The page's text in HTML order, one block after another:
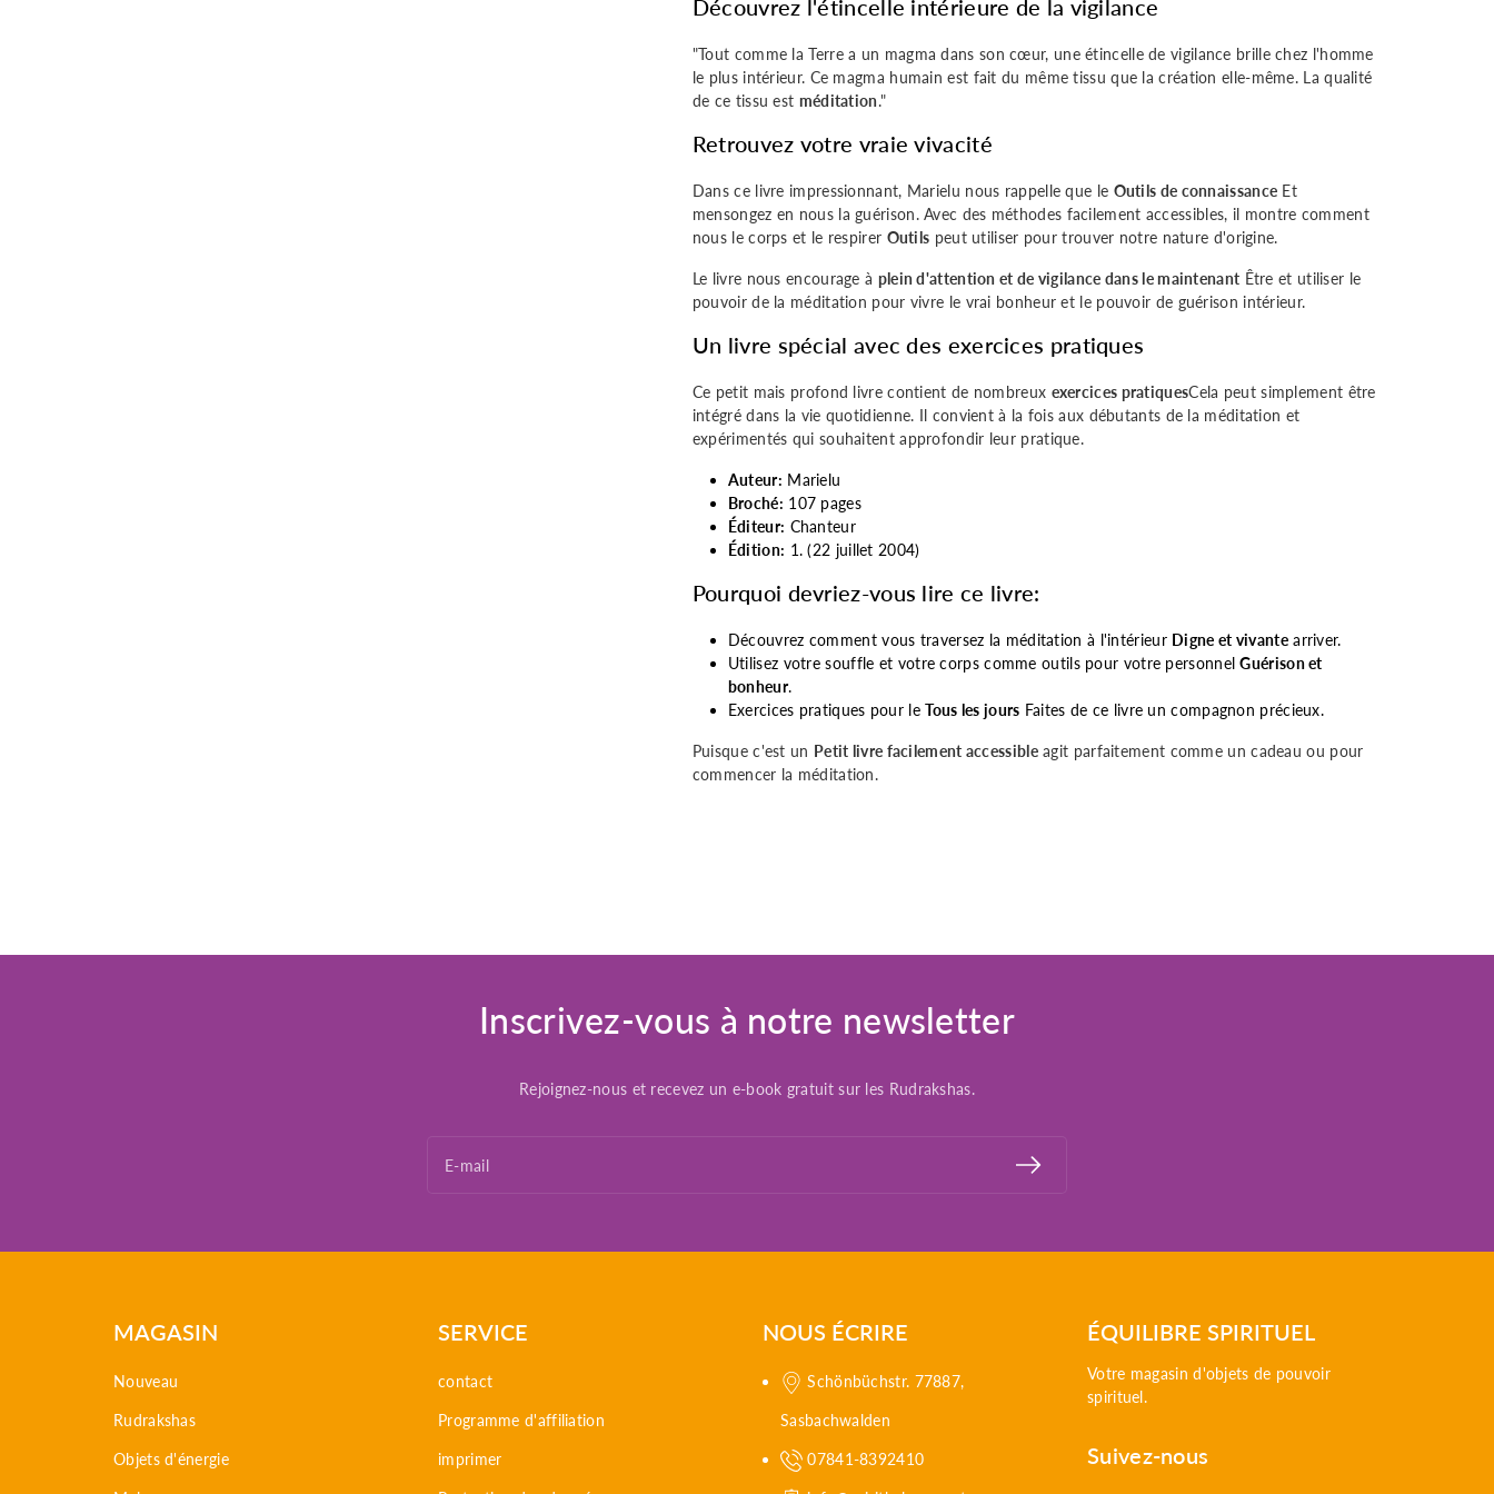
des
exercices
pratiques
.-
Marielou
Lörler
des
exercices
pratiques
.-
Marielou
Lörler
Découvrez l'étincelle intérieure de la vigilance
"Tout comme la Terre a un magma dans son cœur, une étincelle de vigilance brille chez l'homme
le plus intérieur. Ce magma humain est fait du même tissu que la création elle-même. La qualité
de ce tissu est méditation."
Retrouvez votre vraie vivacité
Dans ce livre impressionnant, Marielu nous rappelle que le Outils de connaissance Et
mensongez en nous la guérison. Avec des méthodes facilement accessibles, il montre comment
nous le corps et le respirer Outils peut utiliser pour trouver notre nature d'origine.
Le livre nous encourage à plein d'attention et de vigilance dans le maintenant Être et utiliser le
pouvoir de la méditation pour vivre le vrai bonheur et le pouvoir de guérison intérieur.
Un livre spécial avec des exercices pratiques
Ce petit mais profond livre contient de nombreux exercices pratiquesCela peut simplement être
intégré dans la vie quotidienne. Il convient à la fois aux débutants de la méditation et
expérimentés qui souhaitent approfondir leur pratique.
Auteur: Marielu
Broché: 107 pages
Éditeur: Chanteur
Édition: 1. (22 juillet 2004)
Pourquoi devriez-vous lire ce livre:
Découvrez comment vous traversez la méditation à l'intérieur Digne et vivantearriver.
Utilisez votre souffle et votre corps comme outils pour votre personnelGuérison et
bonheur.
Exercices pratiques pour leTous les jours Faites de ce livre un compagnon précieux.
Puisque c'est un Petit livre facilement accessibleagit parfaitement comme un cadeau ou pour
commencer la méditation.
Inscrivez-vous à notre newsletter
Rejoignez-nous et recevez un e-book gratuit sur les Rudrakshas.
E-mail
MAGASIN
Nouveau
Rudrakshas
Objets d'énergie
SERVICE
contact
Programme d'affiliation
imprimer
NOUS ÉCRIRE
Schönbüchstr. 77887,
Sasbachwalden
07841-8392410
ÉQUILIBRE SPIRITUEL
Votre magasin d'objets de pouvoir
spirituel.
Suivez-nous